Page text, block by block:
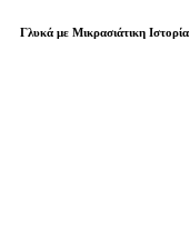
Γλυκά με Μικρασιάτικη Ιστορία